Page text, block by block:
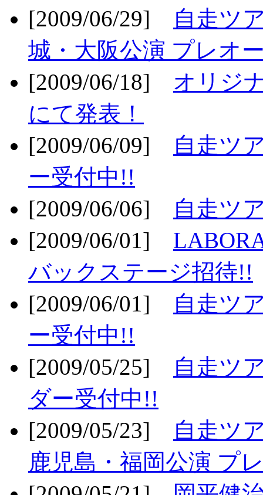
[2009/06/29]
自走ツ
城・大阪公演 プレオ
[2009/06/18] オリジ
にて発表！
[2009/06/09]
自走ツ
ー受付中!!
[2009/06/06]
自走ツ
[2009/06/01]
バックステージ招待!!
[2009/06/01]
自走ツ
ー受付中!!
[2009/05/25]
自走ツ
ダー受付中!!
[2009/05/23]
自走ツ
鹿児島・福岡公演 プ